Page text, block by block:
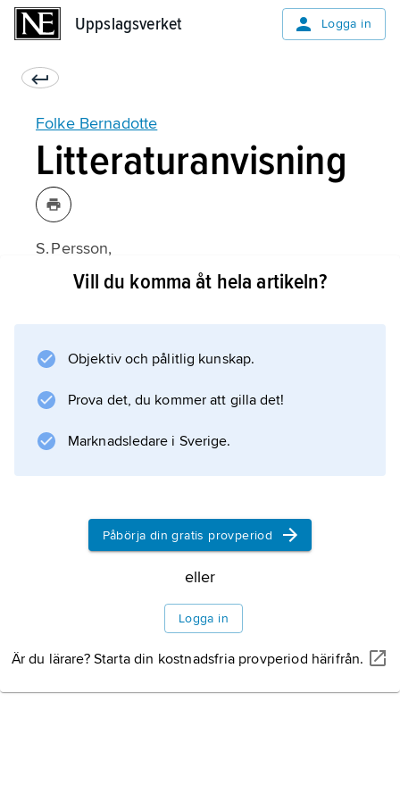
Uppslagsverket Logga in
Folke Bernadotte
Litteraturanvisning
S. Persson,
Mediation & Assassination: Count
Information om artikeln
Vill du komma åt hela artikeln?
Objektiv och pålitlig kunskap.
Prova det, du kommer att gilla det!
Marknadsledare i Sverige.
Påbörja din gratis provperiod
eller
Logga in
Är du lärare? Starta din kostnadsfria provperiod härifrån.